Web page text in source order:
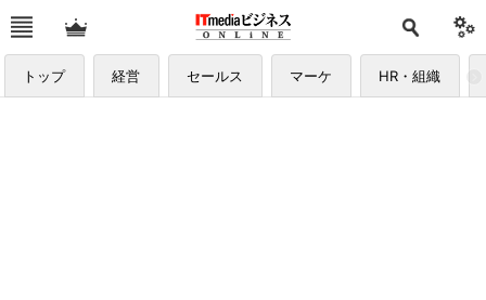
トップ 経営 セールス マーケ HR・組織